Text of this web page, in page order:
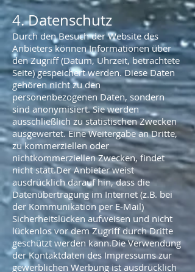
4. Datenschutz
Durch den Besuch der Website des
Anbieters können Informationen über
den Zugriff (Datum, Uhrzeit, betrachtete
Seite) gespeichert werden. Diese Daten
gehören nicht zu den
personenbezogenen Daten, sondern
sind anonymisiert. Sie werden
ausschließlich zu statistischen Zwecken
ausgewertet. Eine Weitergabe an Dritte,
zu kommerziellen oder
nichtkommerziellen Zwecken, findet
nicht statt.Der Anbieter weist
ausdrücklich darauf hin, dass die
Datenübertragung im Internet (z.B. bei
der Kommunikation per E-Mail)
Sicherheitslücken aufweisen und nicht
lückenlos vor dem Zugriff durch Dritte
geschützt werden kann.Die Verwendung
der Kontaktdaten des Impressums zur
gewerblichen Werbung ist ausdrücklich